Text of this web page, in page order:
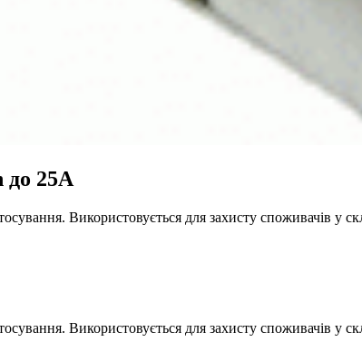
до 25А
Використовується для захисту споживачів у
Використовується для захисту споживачів у